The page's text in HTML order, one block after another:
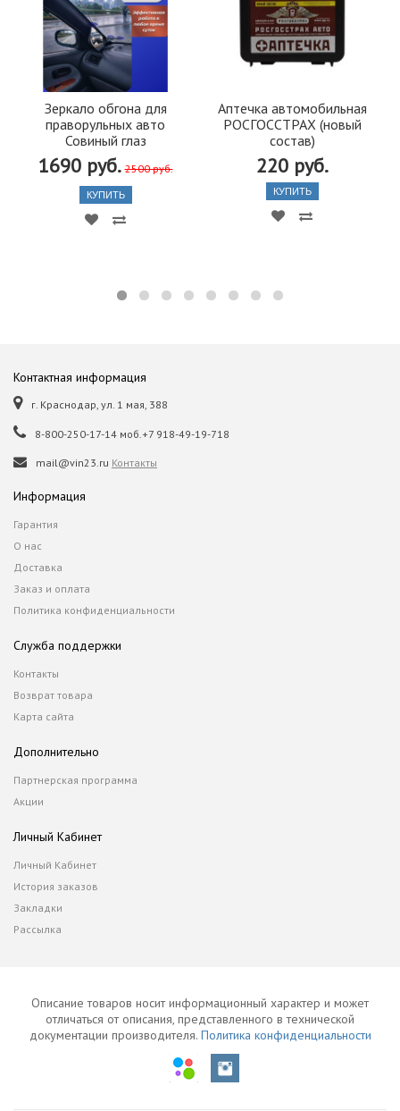
Зеркало обгона для
праворульных авто
Совиный глаз
1690 руб. 2500 руб.
КУПИТЬ
Аптечка автомобильная
РОСГОССТРАХ (новый
состав)
220 руб.
КУПИТЬ
Контактная информация
г. Краснодар, ул. 1 мая, 388
8-800-250-17-14 моб.+7 918-49-19-718
mail@vin23.ru Контакты
Информация
Гарантия
О нас
Доставка
Заказ и оплата
Политика конфиденциальности
Служба поддержки
Контакты
Возврат товара
Карта сайта
Дополнительно
Партнерская программа
Акции
Личный Кабинет
Личный Кабинет
История заказов
Закладки
Рассылка
Описание товаров носит информационный характер и может
отличаться от описания, представленного в технической
документации производителя. Политика конфиденциальности